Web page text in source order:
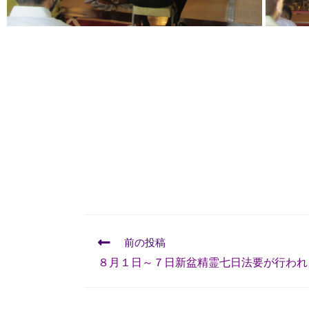
前の投稿
８月１日～７日新盆精霊七日法要が行わ